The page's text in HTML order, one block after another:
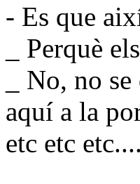
- Es que
Perquè
_ No, no se
aquí a la
etc etc etc....